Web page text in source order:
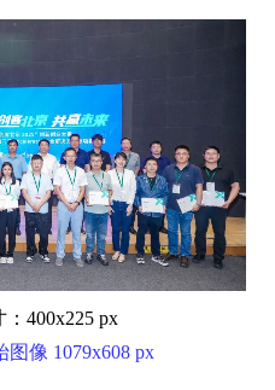
400x225 px
像 1079x608 px